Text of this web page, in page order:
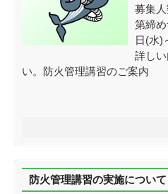
募集
第締
日(水)
詳し
い。防火管理講習のご案内
防火管理講習の実施について